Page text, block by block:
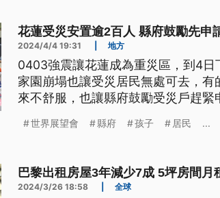
花蓮受災安置逾2百人 縣府鼓勵先申
2024/4/4 19:31 地方
0403強震讓花蓮成為重災區，到4日
家園崩塌也讓受災居民無處可去，
來不舒服，也讓縣府鼓勵受災戶趕
抒發心情。
世界展望會 縣府 孩子 居民 ...
巴黎出租房屋3年減少7成 5坪房間月
2024/3/26 18:58 全球